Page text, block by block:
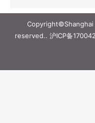
reserved.. 沪ICP备